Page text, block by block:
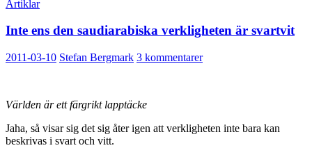
Artiklar
Inte ens den saudiarabiska verkligheten är svartvit
2011-03-10 Stefan Bergmark 3 kommentarer
Världen är ett färgrikt lapptäcke
Jaha, så visar sig det sig åter igen att verkligheten inte bara kan
beskrivas i svart och vitt.